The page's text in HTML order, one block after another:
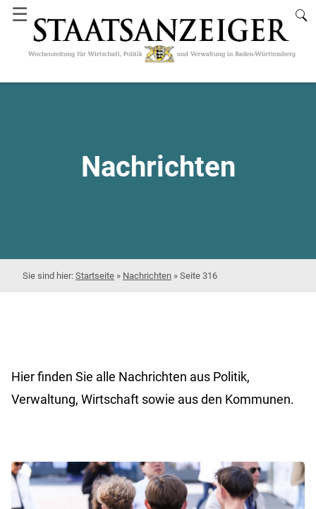
☰
Nachrichten
Startseite » Nachrichten » Seite 316
Hier finden Sie alle Nachrichten aus Politik,
Verwaltung, Wirtschaft sowie aus den Kommunen.